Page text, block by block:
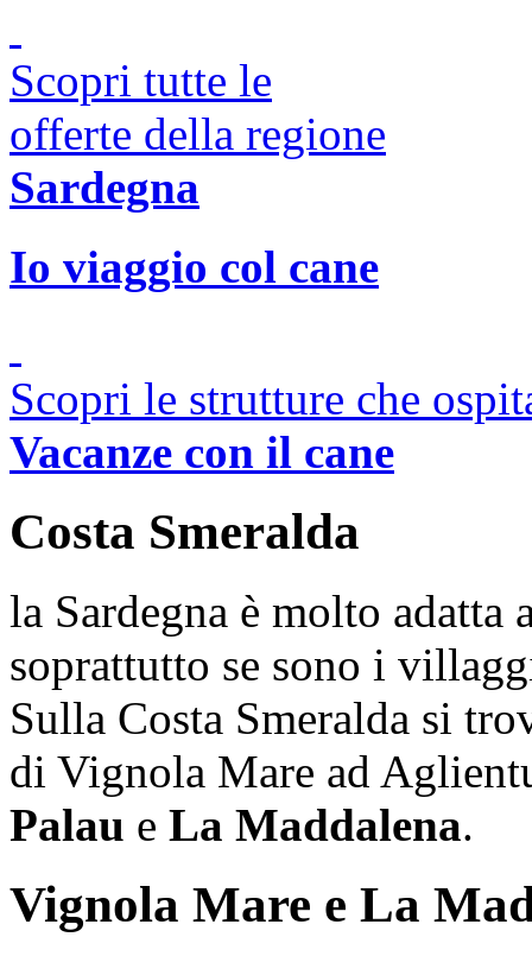
Scopri tutte le
offerte della regione
Sardegna
Io viaggio col cane
Scopri le strutture che
Vacanze con il cane
Costa Smeralda
la Sardegna è molto
soprattutto se sono i
Sulla Costa Smeralda si
di Vignola Mare ad
Palau e La Maddalena.
Vignola Mare e La